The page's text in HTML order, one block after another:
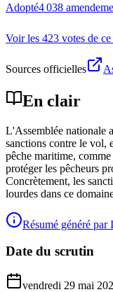
Adopté4 038
Voir les 423 votes de ce
Sources officielles
En clair
L'Assemblée nationale
sanctions contre le vol,
pêche maritime,
protéger les pêcheurs
Concrètement, les
lourdes dans ce
Résumé généré par
Date du scrutin
vendredi 29 mai